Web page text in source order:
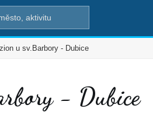
u sv.Barbory - Dubice
- Dubice